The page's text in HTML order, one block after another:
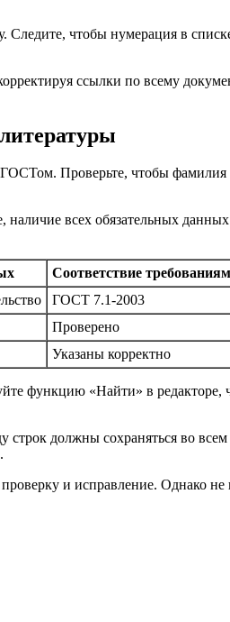
чтобы нумерация в
ссылки по всему
Проверьте, чтобы
всех обязательных
Соответствие требованиям
ГОСТ 7.1-2003
Проверено
Указаны корректно
функцию «Найти» в редакторе,
должны сохраняться во
и исправление. Однако